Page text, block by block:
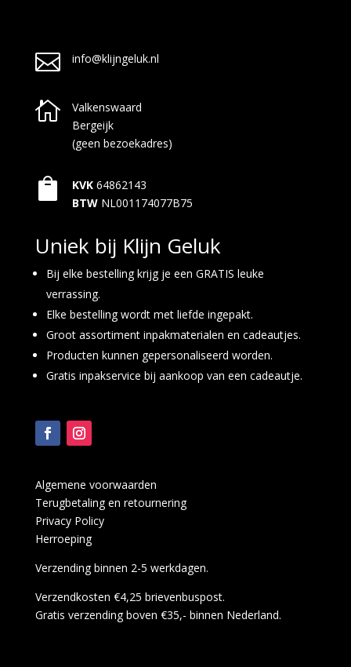
 info@klijngeluk.nl

Valkenswaard
Bergeijk
(geen bezoekadres)
 KVK 64862143
BTW NL001174077B75
Uniek bij Klijn Geluk
Bij elke bestelling krijg je een GRATIS leuke
verrassing.
Elke bestelling wordt met liefde ingepakt.
Groot assortiment inpakmaterialen en cadeautjes.
Producten kunnen gepersonaliseerd worden.
Gratis inpakservice bij aankoop van een cadeautje.
Algemene voorwaarden
Terugbetaling en retournering
Privacy Policy
Herroeping
Verzending binnen 2-5 werkdagen.
Verzendkosten €4,25 brievenbuspost.
Gratis verzending boven €35,- binnen Nederland.